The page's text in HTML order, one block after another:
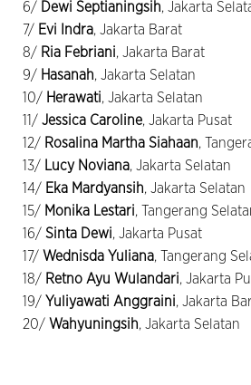
6/ Dewi Septianingsih, Jakarta
7/ Evi Indra, Jakarta Barat
8/ Ria Febriani, Jakarta Barat
9/ Hasanah, Jakarta Selatan
10/ Herawati, Jakarta Selatan
11/ Jessica Caroline, Jakarta Pusat
12/ Rosalina Martha Siahaan,
13/ Lucy Noviana, Jakarta Selatan
14/ Eka Mardyansih, Jakarta Selatan
15/ Monika Lestari, Tangerang
16/ Sinta Dewi, Jakarta Pusat
17/ Wednisda Yuliana, Tangerang
18/ Retno Ayu Wulandari, Jakarta
19/ Yuliyawati Anggraini, Jakarta
20/ Wahyuningsih, Jakarta Selatan